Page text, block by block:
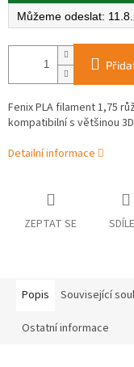
Fenix PLA filament 1,75
kompatibilní s většinou
Detailní informace
ZEPTAT SE
Popis Související
Ostatní informace